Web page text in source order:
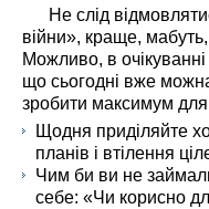
Не слід
війни», краще,
Можливо, в
що сьогодні вже
зробити максимум для
Щодня приділяйте
планів і втілення
Чим би ви не
себе: «Чи корисно